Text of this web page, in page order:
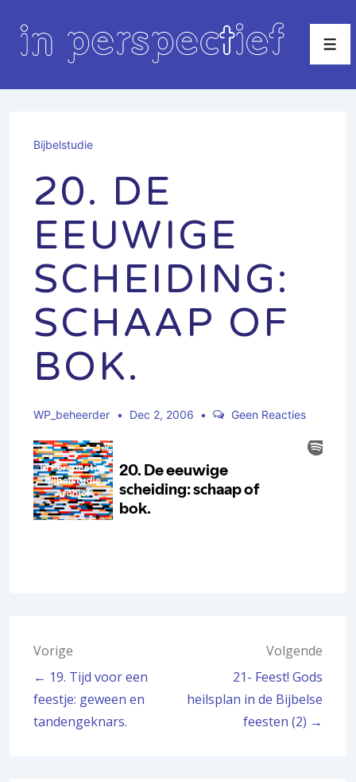
Doorgaan
naar
Bijbelstudie
20. DE
EEUWIGE
SCHEIDING:
SCHAAP OF
BOK.
WP_beheerder Dec 2, 2006 Geen Reacties
Bericht
navigatie
Vorige
← 19. Tijd voor een
feestje: geween en
tandengeknars.
Volgende
21- Feest! Gods
heilsplan in de Bijbelse
feesten (2) →